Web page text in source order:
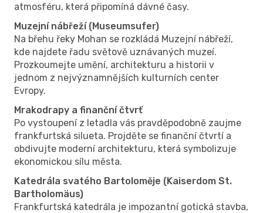
atmosféru, která připomíná dávné časy.
Muzejní nábřeží (Museumsufer)
Na břehu řeky Mohan se rozkládá Muzejní nábřeží,
kde najdete řadu světově uznávaných muzeí.
Prozkoumejte umění, architekturu a historii v
jednom z nejvýznamnějších kulturních center
Evropy.
Mrakodrapy a finanční čtvrť
Po vystoupení z letadla vás pravděpodobně zaujme
frankfurtská silueta. Projděte se finanční čtvrtí a
obdivujte moderní architekturu, která symbolizuje
ekonomickou sílu města.
Katedrála svatého Bartoloměje (Kaiserdom St.
Bartholomäus)
Frankfurtská katedrála je impozantní gotická stavba,